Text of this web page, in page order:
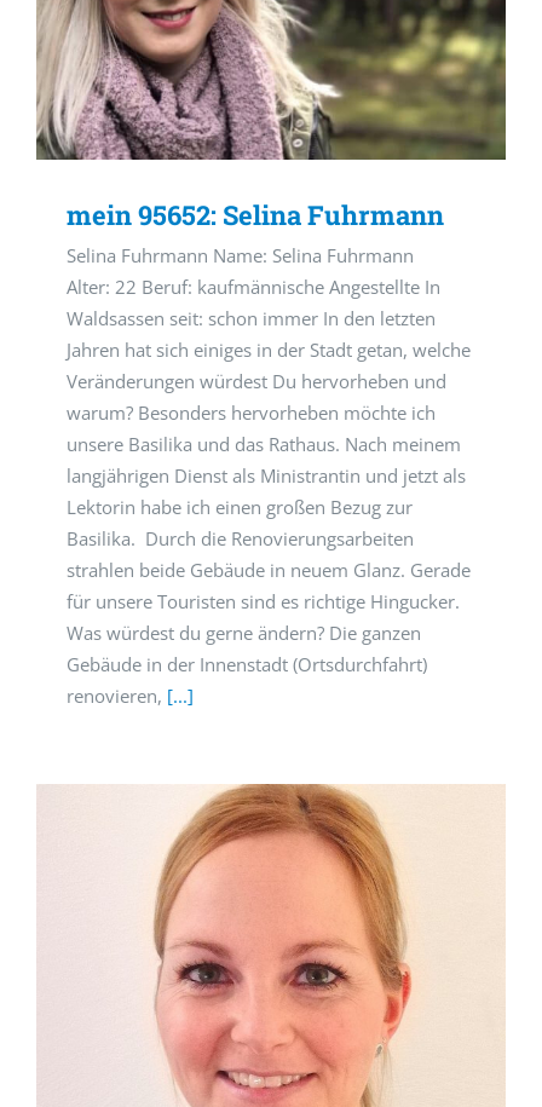
mein 95652: Selina Fuhrmann
Selina Fuhrmann Name: Selina Fuhrmann
Alter: 22 Beruf: kaufmännische Angestellte In
Waldsassen seit: schon immer In den letzten
Jahren hat sich einiges in der Stadt getan, welche
Veränderungen würdest Du hervorheben und
warum? Besonders hervorheben möchte ich
unsere Basilika und das Rathaus. Nach meinem
langjährigen Dienst als Ministrantin und jetzt als
Lektorin habe ich einen großen Bezug zur
Basilika. Durch die Renovierungsarbeiten
strahlen beide Gebäude in neuem Glanz. Gerade
für unsere Touristen sind es richtige Hingucker.
Was würdest du gerne ändern? Die ganzen
Gebäude in der Innenstadt (Ortsdurchfahrt)
renovieren, [...]